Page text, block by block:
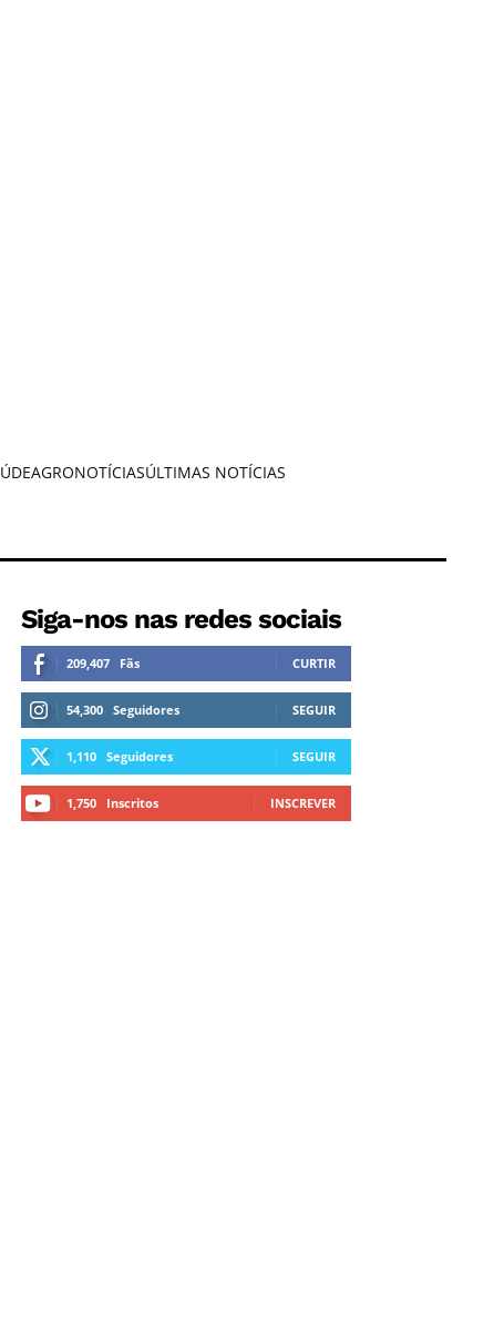
AGRONOTÍCIASÚLTIMAS NOTÍCIAS
Siga-nos nas redes sociais
209,407 Fãs CURTIR
54,300 Seguidores SEGUIR
1,110 Seguidores SEGUIR
1,750 Inscritos INSCREVER